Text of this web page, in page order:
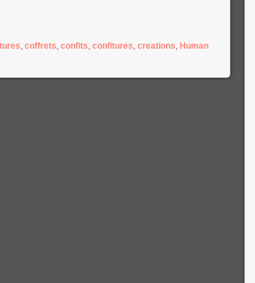
, coffrets, confits, confitures, creations, Human